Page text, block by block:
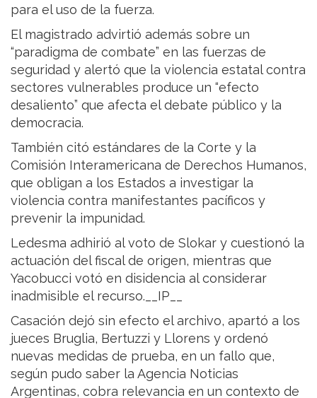
para el uso de la fuerza.
El magistrado advirtió además sobre un
“paradigma de combate” en las fuerzas de
seguridad y alertó que la violencia estatal contra
sectores vulnerables produce un “efecto
desaliento” que afecta el debate público y la
democracia.
También citó estándares de la Corte y la
Comisión Interamericana de Derechos Humanos,
que obligan a los Estados a investigar la
violencia contra manifestantes pacíficos y
prevenir la impunidad.
Ledesma adhirió al voto de Slokar y cuestionó la
actuación del fiscal de origen, mientras que
Yacobucci votó en disidencia al considerar
inadmisible el recurso.__IP__
Casación dejó sin efecto el archivo, apartó a los
jueces Bruglia, Bertuzzi y Llorens y ordenó
nuevas medidas de prueba, en un fallo que,
según pudo saber la Agencia Noticias
Argentinas, cobra relevancia en un contexto de